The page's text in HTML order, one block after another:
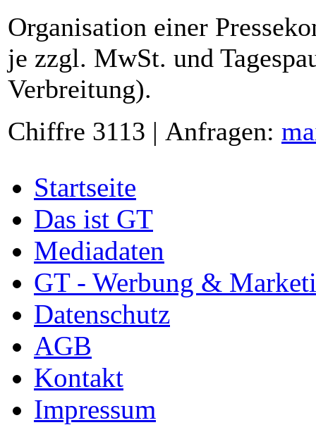
Organisation einer
je zzgl. MwSt. und
Verbreitung).
Chiffre 3113 | Anfragen:
Startseite
Das ist GT
Mediadaten
GT - Werbung &
Datenschutz
AGB
Kontakt
Impressum